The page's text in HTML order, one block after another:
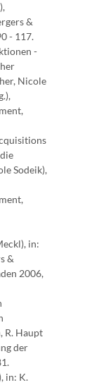
&
- 117.
-
Nicole
Sodeik),
in:
&
2006,
R. Haupt
der
in: K.